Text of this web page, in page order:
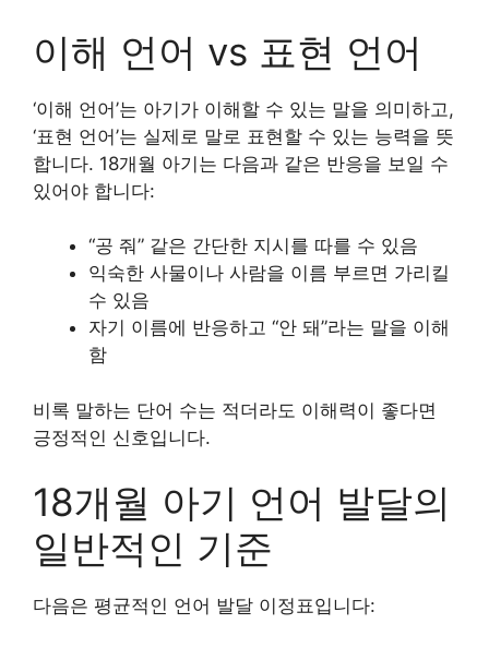
이해 언어 vs 표현 언어
‘이해 언어’는 아기가 이해할 수 있는 말을 의미하고,
‘표현 언어’는 실제로 말로 표현할 수 있는 능력을 뜻
합니다. 18개월 아기는 다음과 같은 반응을 보일 수
있어야 합니다:
“공 줘” 같은 간단한 지시를 따를 수 있음
익숙한 사물이나 사람을 이름 부르면 가리킬
수 있음
자기 이름에 반응하고 “안 돼”라는 말을 이해
함
비록 말하는 단어 수는 적더라도 이해력이 좋다면
긍정적인 신호입니다.
18개월 아기 언어 발달의
일반적인 기준
다음은 평균적인 언어 발달 이정표입니다: